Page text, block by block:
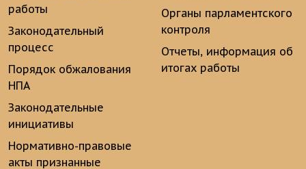
работы
Законодательный
процесс
Порядок обжалования
НПА
Законодательные
инициативы
Нормативно-правовые
акты признанные
Органы парламентского
контроля
Отчеты, информация об
итогах работы